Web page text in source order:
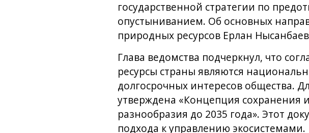
государственной стратегии по
опустыниванием. Об основных
природных ресурсов Ерлан
Глава ведомства подчеркнул, что
ресурсы страны являются
долгосрочных интересов общества.
утверждена «Концепция сохранения
разнообразия до 2035 года». Этот
подхода к управлению экосистемами.